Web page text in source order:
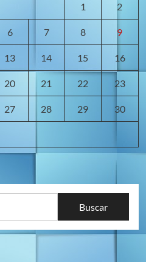
1 2
6 7 8 9
13 14 15 16
20 21 22 23
27 28 29 30